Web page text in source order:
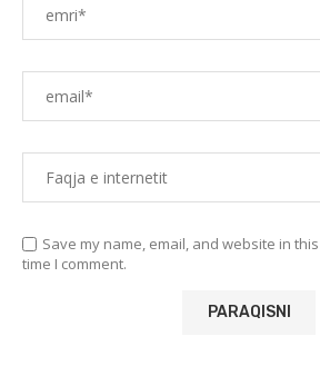
Save my name, email, and website in
time I comment.